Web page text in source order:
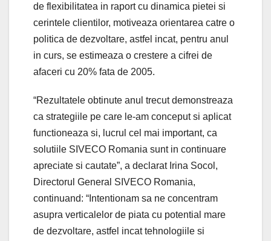
de flexibilitatea in raport cu dinamica pietei si
cerintele clientilor, motiveaza orientarea catre o
politica de dezvoltare, astfel incat, pentru anul
in curs, se estimeaza o crestere a cifrei de
afaceri cu 20% fata de 2005.
“Rezultatele obtinute anul trecut demonstreaza
ca strategiile pe care le-am conceput si aplicat
functioneaza si, lucrul cel mai important, ca
solutiile SIVECO Romania sunt in continuare
apreciate si cautate”, a declarat Irina Socol,
Directorul General SIVECO Romania,
continuand: “Intentionam sa ne concentram
asupra verticalelor de piata cu potential mare
de dezvoltare, astfel incat tehnologiile si